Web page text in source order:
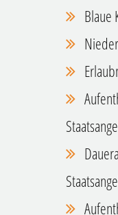
Blaue